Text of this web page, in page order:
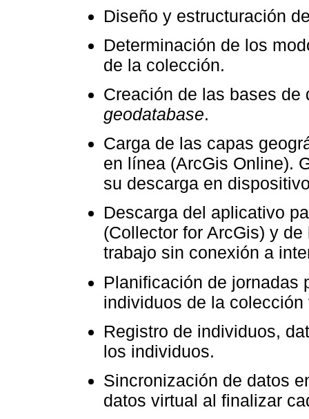
Diseño y estructuración
Determinación de los
de la colección.
Creación de las bases
geodatabase.
Carga de las capas
en línea (ArcGis Online).
su descarga en
Descarga del aplicativo
(Collector for ArcGis) y
trabajo sin conexión a
Planificación de jornadas
individuos de la colección
Registro de individuos,
los individuos.
Sincronización de datos
datos virtual al finalizar